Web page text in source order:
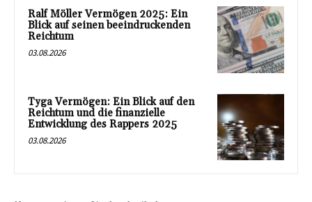
Ralf Möller Vermögen 2025: Ein
Blick auf seinen beeindruckenden
Reichtum
03.08.2026
Tyga Vermögen: Ein Blick auf den
Reichtum und die finanzielle
Entwicklung des Rappers 2025
03.08.2026